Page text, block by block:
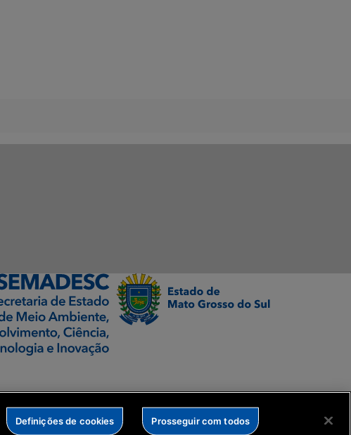
Definições de cookies Prosseguir com todos